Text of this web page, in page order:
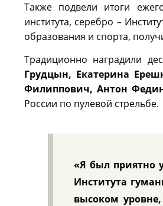
Также подвели итоги
института, серебро –
образования и спорта,
Традиционно наградили
Грудцын, Екатерина
Филиппович, Антон
России по пулевой стрельбе.
«Я был приятно
Института
высоком